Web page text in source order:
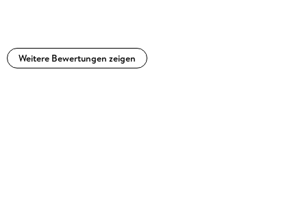
Weitere Bewertungen zeigen